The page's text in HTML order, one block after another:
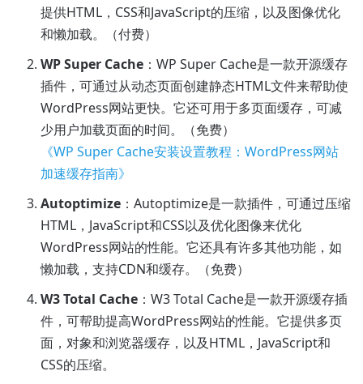
提供HTML，CSS和JavaScript的压缩，以及图像优化
和懒加载。（付费）
WP Super Cache ：WP Super Cache是一款开源缓存
插件，可通过从动态页面创建静态HTML文件来帮助使
WordPress网站更快。它还可用于多页面缓存，可减
少用户加载页面的时间。（免费）
《WP Super Cache安装设置教程：WordPress网站
加速缓存指南》
Autoptimize ：Autoptimize是一款插件，可通过压缩
HTML，JavaScript和CSS以及优化图像来优化
WordPress网站的性能。它还具有许多其他功能，如
懒加载，支持CDN和缓存。（免费）
W3 Total Cache ：W3 Total Cache是一款开源缓存插
件，可帮助提高WordPress网站的性能。它提供多页
面，对象和浏览器缓存，以及HTML，JavaScript和
CSS的压缩。